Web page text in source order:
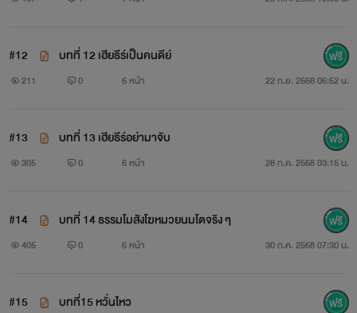
#12 บทที่ 12 เฮียธีร์เป็นคนดีย์
211 0 6 หน้า 22 ก.ย. 2568 06:52 น.
#13 บทที่ 13 เฮียธีร์อย่ามาจับ
305 0 6 หน้า 28 ก.ค. 2568 03:15 น.
#14 บทที่ 14 ธรรมโมสังโฆหมวยนมโตจริง ๆ
405 0 6 หน้า 30 ก.ค. 2568 07:30 น.
#15 บทที่15 หวั่นไหว